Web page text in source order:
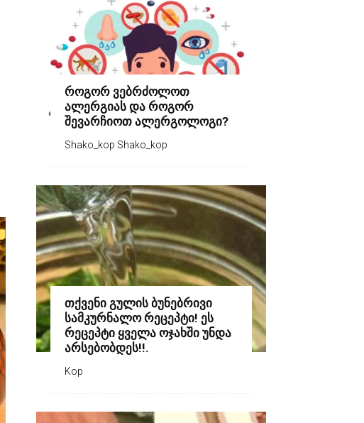
როგორ ვებრძოლოთ
ალერგიას და როგორ
შევარჩიოთ ალერგოლოგი?
Shako_kop Shako_kop
თქვენი გულის ბუნებრივი
სამკურნალო რეცეპტი! ეს
რეცეპტი ყველა ოჯახში უნდა
არსებობდეს!!.
Kop